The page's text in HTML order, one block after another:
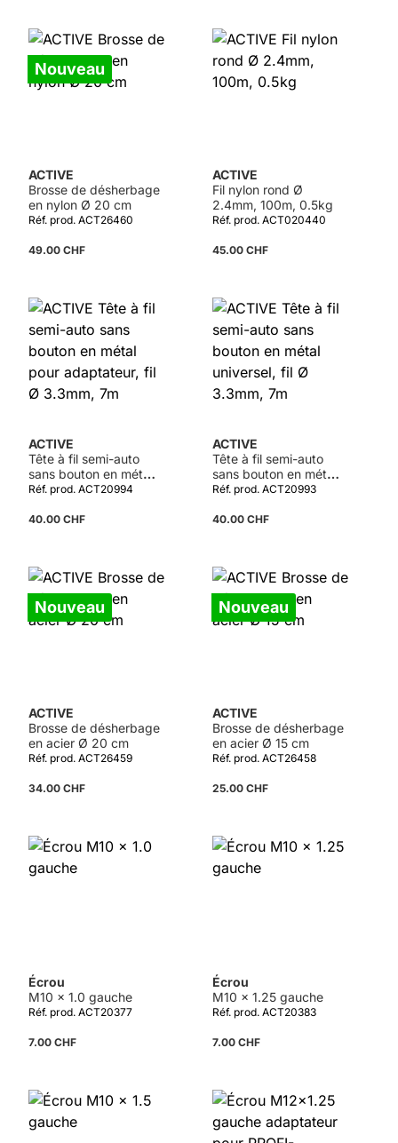
Nouveau
ACTIVE
Brosse de désherbage
en nylon Ø 20 cm
Réf. prod. ACT26460
49.00 CHF
ACTIVE
Fil nylon rond Ø
2.4mm, 100m, 0.5kg
Réf. prod. ACT020440
45.00 CHF
ACTIVE
Tête à fil semi-auto
sans bouton en métal
pour adaptateur, fil Ø
Réf. prod. ACT20994
40.00 CHF
ACTIVE
Tête à fil semi-auto
sans bouton en métal
universel, fil Ø 3.3mm,
Réf. prod. ACT20993
40.00 CHF
Nouveau
ACTIVE
Brosse de désherbage
en acier Ø 20 cm
Réf. prod. ACT26459
34.00 CHF
Nouveau
ACTIVE
Brosse de désherbage
en acier Ø 15 cm
Réf. prod. ACT26458
25.00 CHF
Écrou
M10 x 1.0 gauche
Réf. prod. ACT20377
7.00 CHF
Écrou
M10 x 1.25 gauche
Réf. prod. ACT20383
7.00 CHF